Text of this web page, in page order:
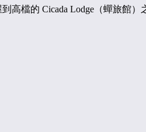
高檔的 Cicada Lodge（蟬旅館